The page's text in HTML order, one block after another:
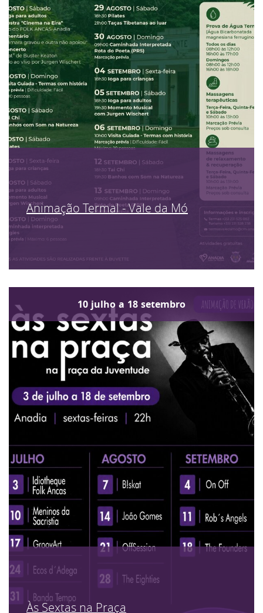
Animação Termal - Vale da Mó
10 julho a 18 setembro
Às Sextas na Praça